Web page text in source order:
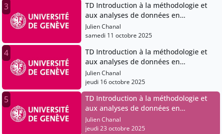
3
TD Introduction à la méthodologie et
aux analyses de données en
psychologie
Julien Chanal
samedi 11 octobre 2025
4
TD Introduction à la méthodologie et
aux analyses de données en
psychologie
Julien Chanal
jeudi 16 octobre 2025
5
TD Introduction à la méthodologie et
aux analyses de données en
psychologie
Julien Chanal
jeudi 23 octobre 2025